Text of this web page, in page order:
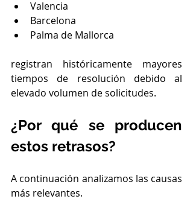
Valencia
Barcelona
Palma de Mallorca
registran históricamente mayores
tiempos de resolución debido al
elevado volumen de solicitudes.
¿Por qué se producen
estos retrasos?
A continuación analizamos las causas
más relevantes.